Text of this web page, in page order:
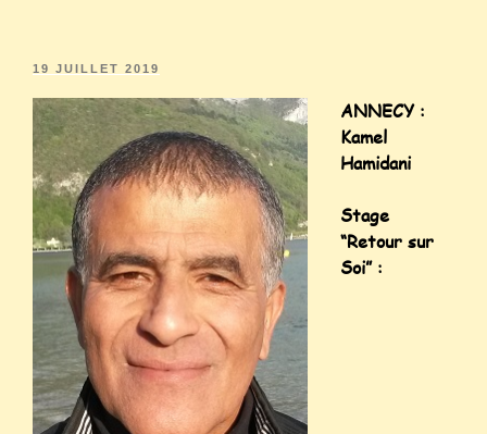
19 JUILLET 2019
ANNECY :
Kamel
Hamidani
Stage
“Retour sur
Soi” :